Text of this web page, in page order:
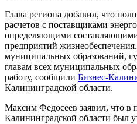
Глава региона добавил, что
расчетов с поставщиками
определяющими
предприятий
муниципальных образований,
главам всех муниципальных
работу, сообщили Бизнес-
Калининградской области.
Максим Федосеев заявил, что в
Калининградской области был